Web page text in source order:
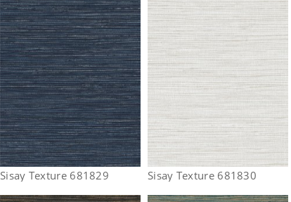
Sisay Texture 681829 Sisay Texture 681830